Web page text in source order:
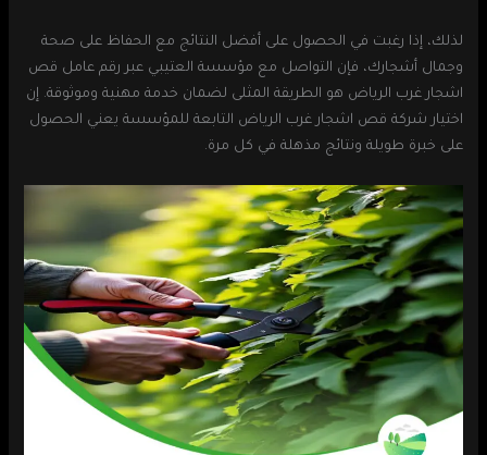
لذلك، إذا رغبت في الحصول على أفضل النتائج مع الحفاظ على صحة
وجمال أشجارك، فإن التواصل مع مؤسسة العتيبي عبر رقم عامل قص
اشجار غرب الرياض هو الطريقة المثلى لضمان خدمة مهنية وموثوقة. إن
اختيار شركة قص اشجار غرب الرياض التابعة للمؤسسة يعني الحصول
على خبرة طويلة ونتائج مذهلة في كل مرة.